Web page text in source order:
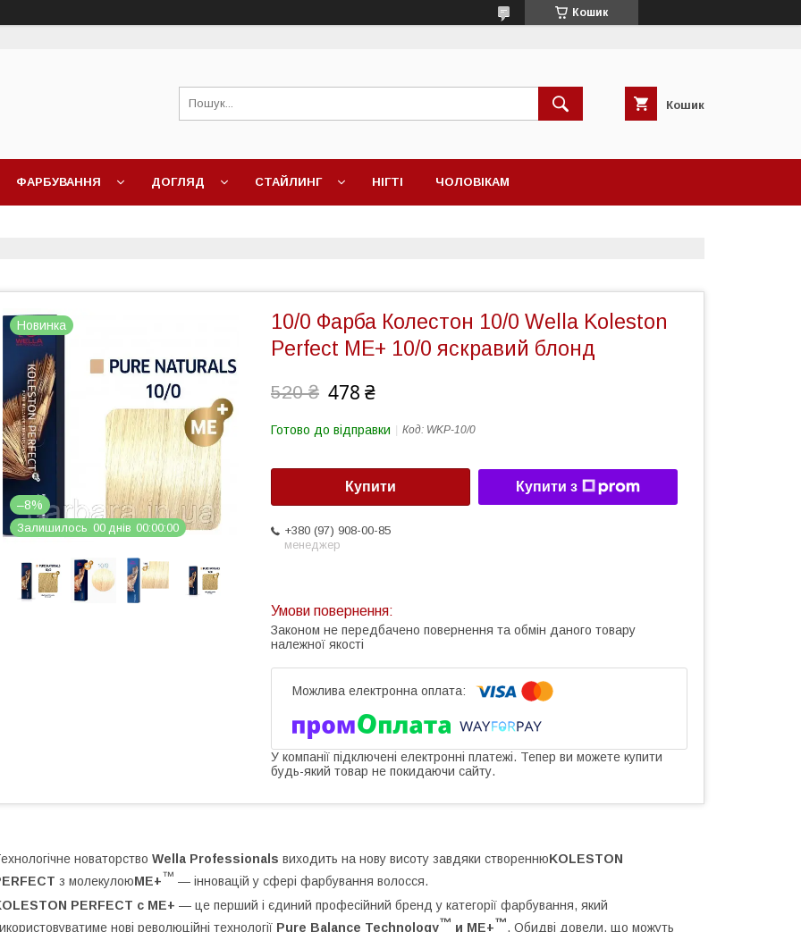
Кошик
Кошик
ФАРБУВАННЯ ДОГЛЯД СТАЙЛИНГ НІГТІ ЧОЛОВІКАМ
Новинка
–8%
Залишилось 00 днів 00 00 00
10/0 Фарба Колестон 10/0 Wella Koleston
Perfect ME+ 10/0 яскравий блонд
520 ₴ 478 ₴
Готово до відправки Код: WKP-10/0
Купити Купити з
+380 (97) 908-00-85
менеджер
Законом не передбачено повернення та обмін даного товару
належної якості
У компанії підключені електронні платежі. Тепер ви можете купити
будь-який товар не покидаючи сайту.
новаторство Wella Professionals виходить на нову висоту завдяки створеннюKOLESTON
з молекулоюME+™ — інновацій у сфері фарбування волосся.
PERFECT с ME+ — це перший і єдиний професійний бренд у категорії фарбування, який
нові революційні технології Pure Balance Technology™ и ME+™. Обидві довели, що можуть